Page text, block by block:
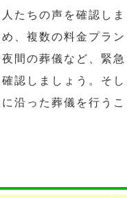
たちの声を確認しま
、複数の料金プラン
間の葬儀など、緊急
認しましょう。そし
沿った葬儀を行うこ